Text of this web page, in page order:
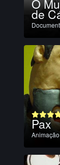
O
de
Pax
Animação